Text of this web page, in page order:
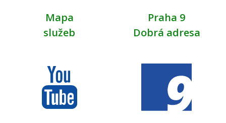
Mapa
služeb
Praha 9
Dobrá adresa